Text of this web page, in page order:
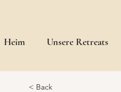
Heim Unsere Retreats
< Back